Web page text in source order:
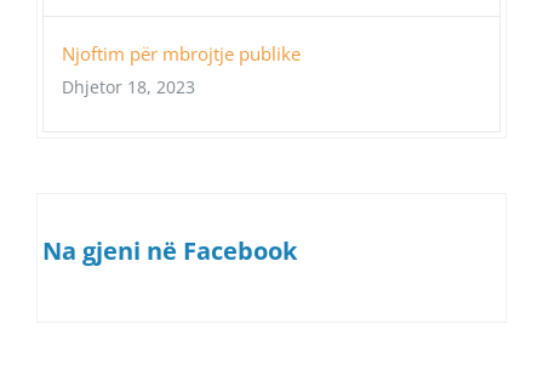
Njoftim për mbrojtje publike
Dhjetor 18, 2023
Na gjeni në Facebook